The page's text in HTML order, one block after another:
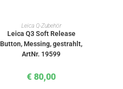
IN DEN WARENKORB
Leica Q-Zubehör
Leica Q3 Soft Release
Button, Messing, gestrahlt,
ArtNr. 19599
€ 80,00